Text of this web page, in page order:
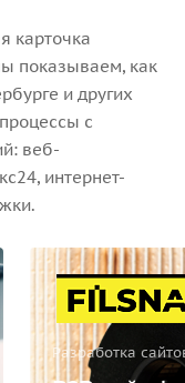
карточка
показываем, как
и других
с
веб-
интернет-
Разработка